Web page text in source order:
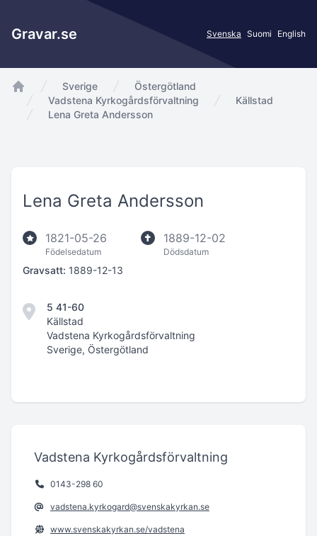
Gravar.se Svenska Suomi English
app.Start
Sverige
Östergötland
Vadstena Kyrkogårdsförvaltning
Källstad
Lena Greta Andersson
Lena Greta Andersson
1821-05-26
Födelsedatum
1889-12-02
Dödsdatum
Gravsatt: 1889-12-13
5 41-60
Källstad
Vadstena Kyrkogårdsförvaltning
Sverige, Östergötland
Vadstena Kyrkogårdsförvaltning
0143-298 60
vadstena.kyrkogard@svenskakyrkan.se
www.svenskakyrkan.se/vadstena